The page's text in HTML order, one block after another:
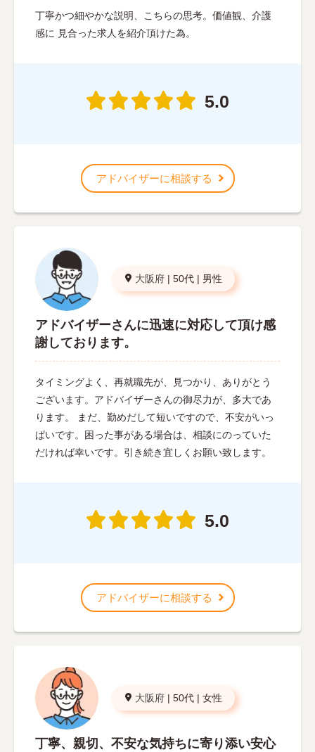
丁寧かつ細やかな説明、こちらの思考。価値観、介護
感に 見合った求人を紹介頂けた為。
5.0
アドバイザーに相談する
大阪府 | 50代 | 男性
アドバイザーさんに迅速に対応して頂け感
謝しております。
タイミングよく、再就職先が、見つかり、ありがとう
ございます。アドバイザーさんの御尽力が、多大であ
ります。 まだ、勤めだして短いですので、不安がいっ
ぱいです。困った事がある場合は、相談にのっていた
だければ幸いです。引き続き宜しくお願い致します。
5.0
アドバイザーに相談する
大阪府 | 50代 | 女性
丁寧、親切、不安な気持ちに寄り添い安心